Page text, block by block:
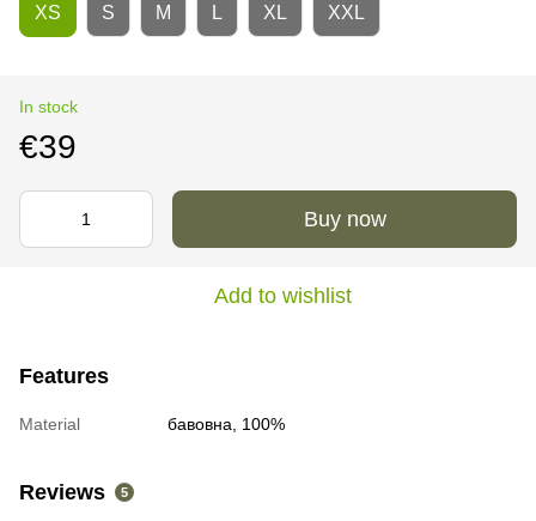
XS S M L XL XXL
In stock
€39
Buy now
Add to wishlist
Features
Material бавовна, 100%
Reviews 5